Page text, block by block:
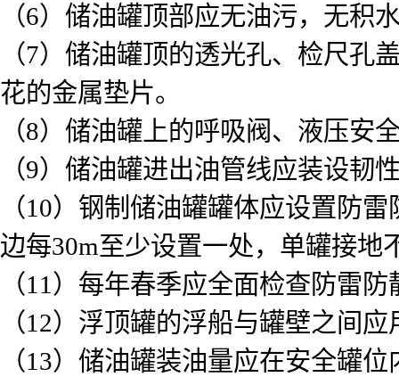
（6）储油罐顶部应无油污，无积
（7）储油罐顶的透光孔、检尺孔
花的金属垫片。
（8）储油罐上的呼吸阀、液压安
（9）储油罐进出油管线应装设韧
（10）钢制储油罐罐体应设置防
边每30m至少设置一处，单罐接地
（11）每年春季应全面检查防雷
（12）浮顶罐的浮船与罐壁之间
（13）储油罐装油量应在安全罐